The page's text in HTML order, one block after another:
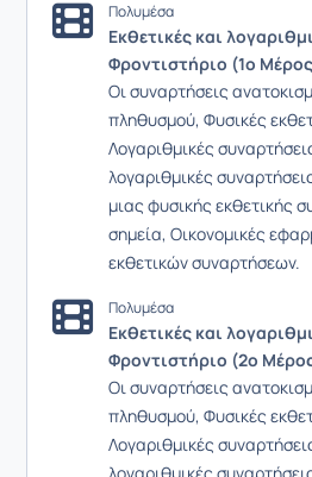
Πολυμέσα
Εκθετικές και
Φροντιστήριο (1ο
Οι συναρτήσεις
πληθυσμού, Φυσικές
Λογαριθμικές
λογαριθμικές
μιας φυσικής εκθετικής
σημεία, Οικονομικές
εκθετικών συναρτήσεων.
Πολυμέσα
Εκθετικές και
Φροντιστήριο (2ο
Οι συναρτήσεις
πληθυσμού, Φυσικές
Λογαριθμικές